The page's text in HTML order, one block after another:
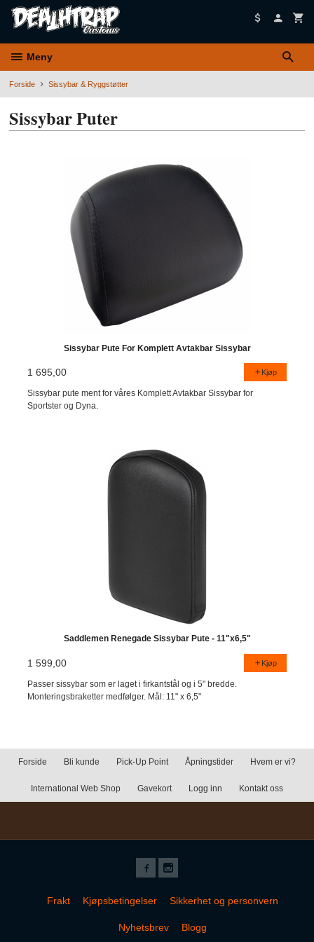
Meny
Forside Sissybar & Ryggstøtter
Sissybar Puter
Sissybar Pute For Komplett Avtakbar Sissybar
1 695,00 Kjøp
Sissybar pute ment for våres Komplett Avtakbar Sissybar for
Sportster og Dyna.
Saddlemen Renegade Sissybar Pute - 11"x6,5"
1 599,00 Kjøp
Passer sissybar som er laget i firkantstål og i 5" bredde.
Monteringsbraketter medfølger. Mål: 11" x 6,5"
Forside Bli kunde Pick-Up Point Åpningstider Hvem er vi?
International Web Shop Gavekort Logg inn Kontakt oss
Frakt Kjøpsbetingelser Sikkerhet og personvern
Nyhetsbrev Blogg